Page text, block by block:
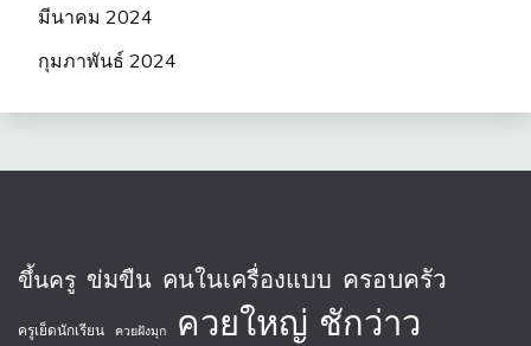
มีนาคม 2024
กุมภาพันธ์ 2024
ขึ้นครู ข่มขืน คนในเครื่องแบบ ครอบครัว
ครูเย็ดนักเรียน ควยฝังมุก ควยใหญ่ ชักว่าว